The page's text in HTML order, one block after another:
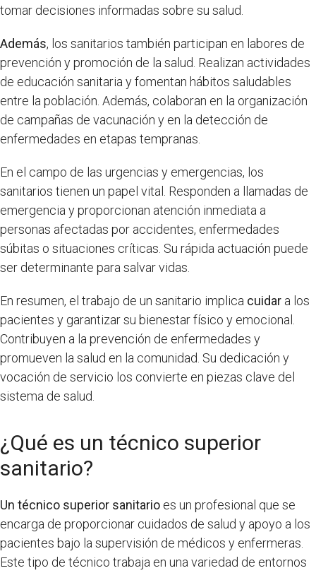
tomar decisiones informadas sobre su salud.
Además, los sanitarios también participan en labores de
prevención y promoción de la salud. Realizan actividades
de educación sanitaria y fomentan hábitos saludables
entre la población. Además, colaboran en la organización
de campañas de vacunación y en la detección de
enfermedades en etapas tempranas.
En el campo de las urgencias y emergencias, los
sanitarios tienen un papel vital. Responden a llamadas de
emergencia y proporcionan atención inmediata a
personas afectadas por accidentes, enfermedades
súbitas o situaciones críticas. Su rápida actuación puede
ser determinante para salvar vidas.
En resumen, el trabajo de un sanitario implica cuidar a los
pacientes y garantizar su bienestar físico y emocional.
Contribuyen a la prevención de enfermedades y
promueven la salud en la comunidad. Su dedicación y
vocación de servicio los convierte en piezas clave del
sistema de salud.
¿Qué es un técnico superior
sanitario?
Un técnico superior sanitario es un profesional que se
encarga de proporcionar cuidados de salud y apoyo a los
pacientes bajo la supervisión de médicos y enfermeras.
Este tipo de técnico trabaja en una variedad de entornos